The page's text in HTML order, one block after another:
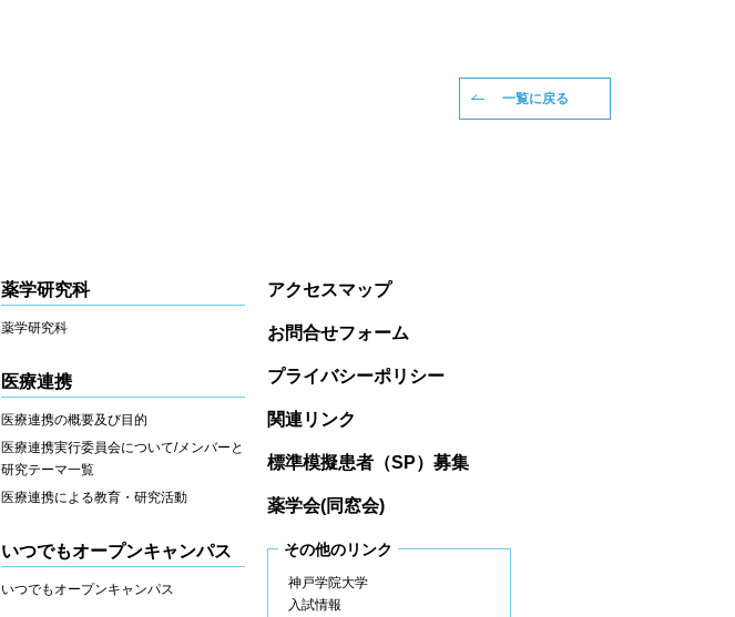
一覧に戻る
薬学研究科
薬学研究科
医療連携
医療連携の概要及び目的
医療連携実行委員会について/メンバーと
研究テーマ一覧
医療連携による教育・研究活動
いつでもオープンキャンパス
いつでもオープンキャンパス
アクセスマップ
お問合せフォーム
プライバシーポリシー
関連リンク
標準模擬患者（SP）募集
薬学会(同窓会)
その他のリンク
神戸学院大学
入試情報